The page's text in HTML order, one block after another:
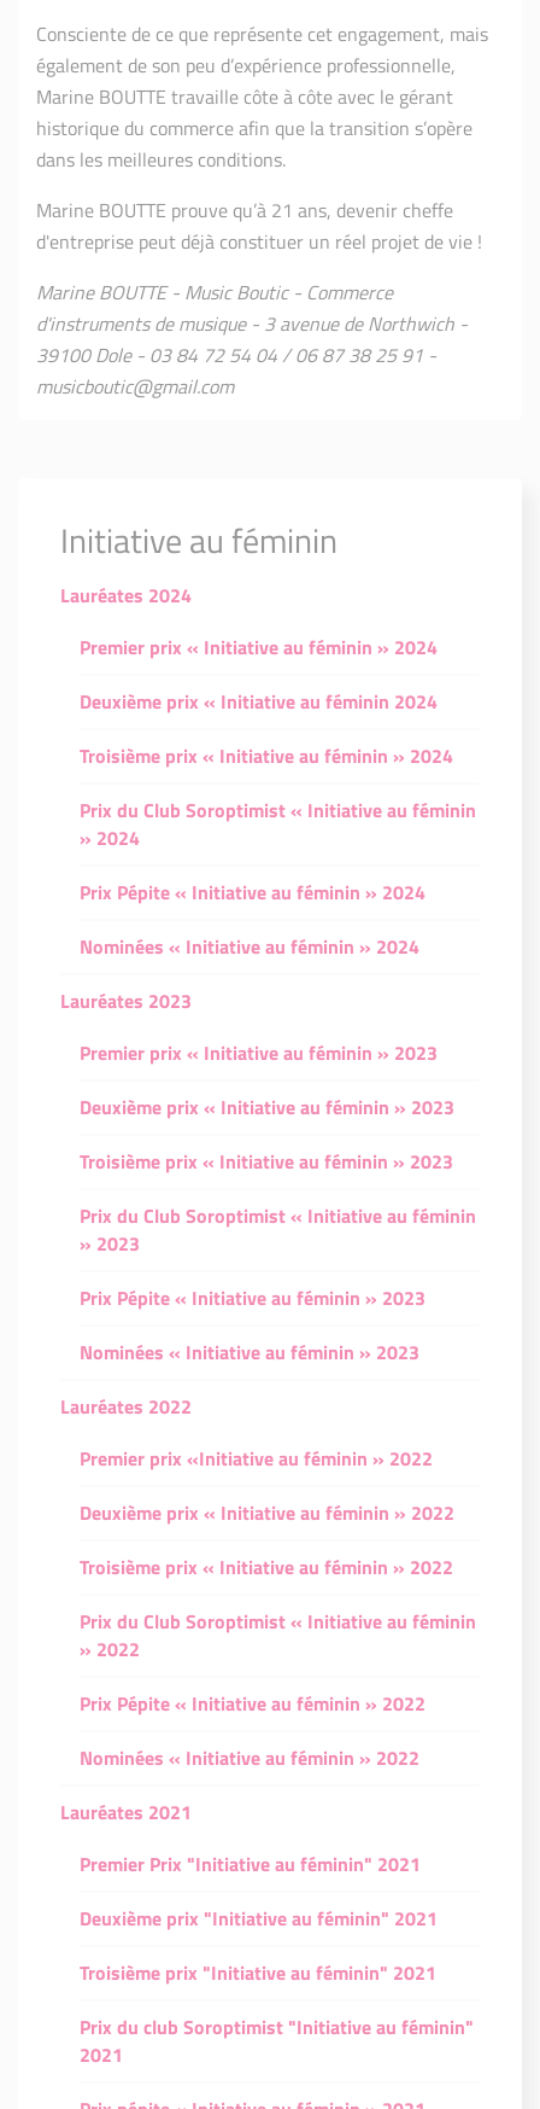
Consciente de ce que représente cet engagement, mais
également de son peu d’expérience professionnelle,
Marine BOUTTE travaille côte à côte avec le gérant
historique du commerce afin que la transition s’opère
dans les meilleures conditions.
Marine BOUTTE prouve qu’à 21 ans, devenir cheffe
d'entreprise peut déjà constituer un réel projet de vie !
Marine BOUTTE - Music Boutic - Commerce
d'instruments de musique - 3 avenue de Northwich -
39100 Dole - 03 84 72 54 04 / 06 87 38 25 91 -
musicboutic@gmail.com
Initiative au féminin
Lauréates 2024
Premier prix « Initiative au féminin » 2024
Deuxième prix « Initiative au féminin 2024
Troisième prix « Initiative au féminin » 2024
Prix du Club Soroptimist « Initiative au féminin
» 2024
Prix Pépite « Initiative au féminin » 2024
Nominées « Initiative au féminin » 2024
Lauréates 2023
Premier prix « Initiative au féminin » 2023
Deuxième prix « Initiative au féminin » 2023
Troisième prix « Initiative au féminin » 2023
Prix du Club Soroptimist « Initiative au féminin
» 2023
Prix Pépite « Initiative au féminin » 2023
Nominées « Initiative au féminin » 2023
Lauréates 2022
Premier prix «Initiative au féminin » 2022
Deuxième prix « Initiative au féminin » 2022
Troisième prix « Initiative au féminin » 2022
Prix du Club Soroptimist « Initiative au féminin
» 2022
Prix Pépite « Initiative au féminin » 2022
Nominées « Initiative au féminin » 2022
Lauréates 2021
Premier Prix "Initiative au féminin" 2021
Deuxième prix "Initiative au féminin" 2021
Troisième prix "Initiative au féminin" 2021
Prix du club Soroptimist "Initiative au féminin"
2021